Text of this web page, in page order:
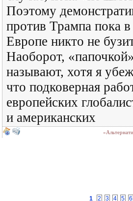
Поэтому
против Трампа пока в
Европе никто не
Наоборот, «папочкой»
называют, хотя я
что подковерная
европейских
и американских
1
2 3 4 5 6